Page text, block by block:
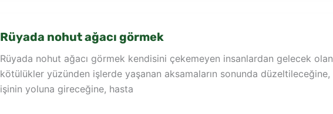
Rüyada nohut ağacı görmek
Rüyada nohut ağacı görmek kendisini çekemeyen insanlardan gelecek olan
kötülükler yüzünden işlerde yaşanan aksamaların sonunda düzeltileceğine,
işinin yoluna gireceğine, hasta